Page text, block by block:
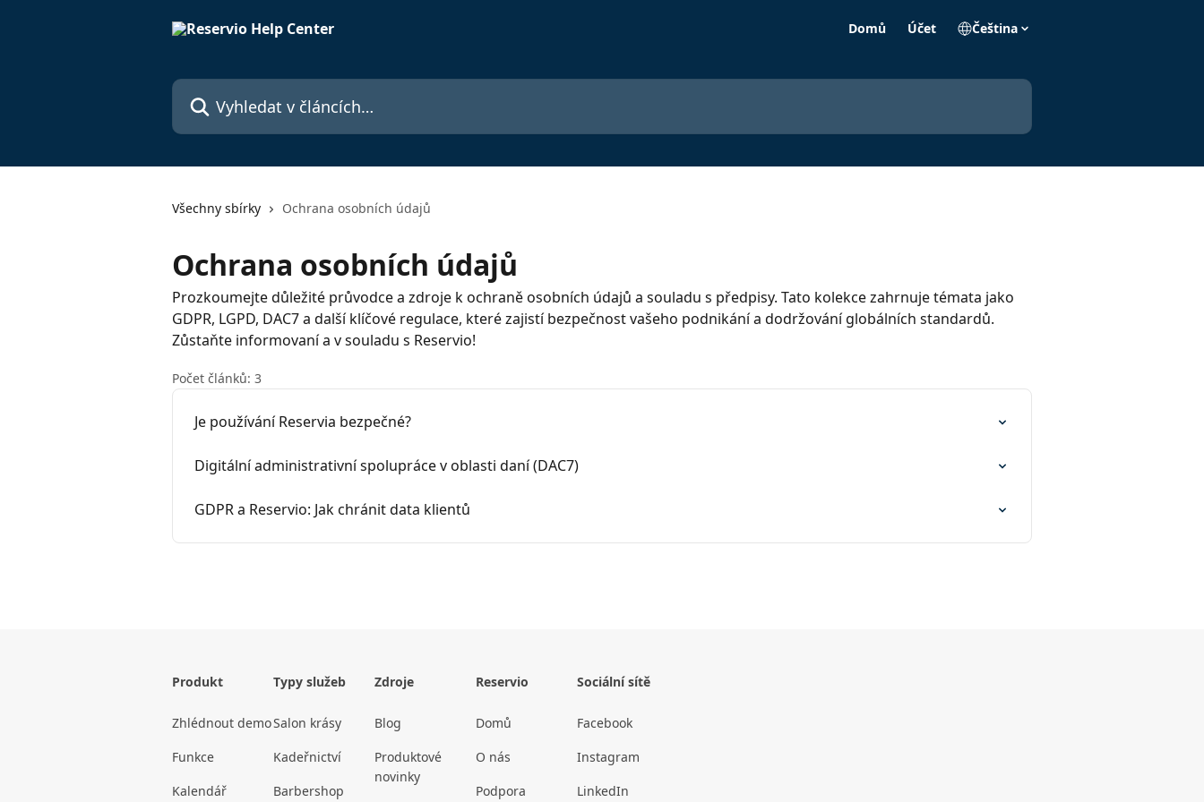
Domů Účet Čeština
Vyhledat v článcích…
Všechny sbírky Ochrana osobních údajů
Ochrana osobních údajů
Prozkoumejte důležité průvodce a zdroje k ochraně osobních údajů a souladu s předpisy. Tato kolekce zahrnuje témata jako
GDPR, LGPD, DAC7 a další klíčové regulace, které zajistí bezpečnost vašeho podnikání a dodržování globálních standardů.
Zůstaňte informovaní a v souladu s Reservio!
Počet článků: 3
Je používání Reservia bezpečné?
Digitální administrativní spolupráce v oblasti daní (DAC7)
GDPR a Reservio: Jak chránit data klientů
Produkt
Zhlédnout demo
Funkce
Kalendář
Typy služeb
Salon krásy
Kadeřnictví
Barbershop
Zdroje
Blog
Produktové
novinky
Reservio
Domů
O nás
Podpora
Sociální sítě
Facebook
Instagram
LinkedIn